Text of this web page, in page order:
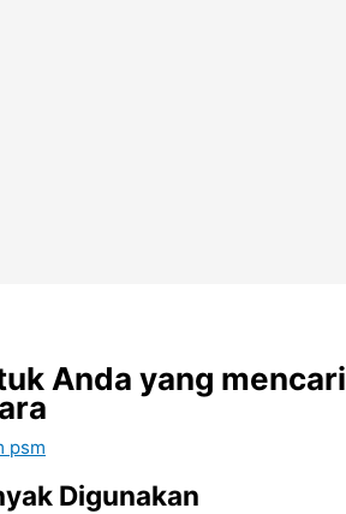
Anda yang mencari
psm
Digunakan